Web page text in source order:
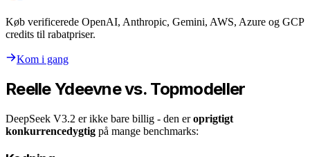
Køb verificerede OpenAI, Anthropic, Gemini, AWS, Azure og GCP
credits til rabatpriser.
Kom i gang
Reelle Ydeevne vs. Topmodeller
DeepSeek V3.2 er ikke bare billig - den eroprigtigt
konkurrencedygtig på mange benchmarks: